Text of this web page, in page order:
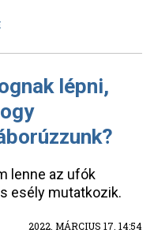
lépni,
lenne az ufók
esély mutatkozik.
2022. MÁRCIUS 17. 14:54